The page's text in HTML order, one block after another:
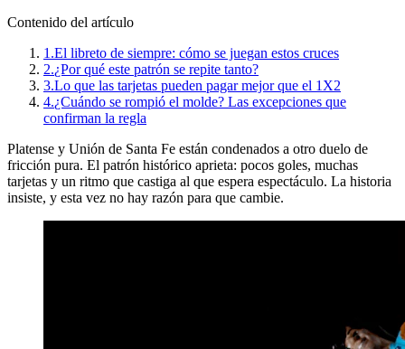
Contenido del artículo
1.El libreto de siempre: cómo se juegan estos cruces
2.¿Por qué este patrón se repite tanto?
3.Lo que las tarjetas pueden pagar mejor que el 1X2
4.¿Cuándo se rompió el molde? Las excepciones que
confirman la regla
Platense y Unión de Santa Fe están condenados a otro duelo de
fricción pura. El patrón histórico aprieta: pocos goles, muchas
tarjetas y un ritmo que castiga al que espera espectáculo. La historia
insiste, y esta vez no hay razón para que cambie.